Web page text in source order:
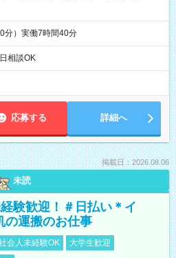
分）実働7時間40分
相談OK
応募する 詳細へ
掲載日：2026.08.06
未読
験歓迎！＃日払い＊イ
の運搬のお仕事
会人未経験OK
大学生歓迎